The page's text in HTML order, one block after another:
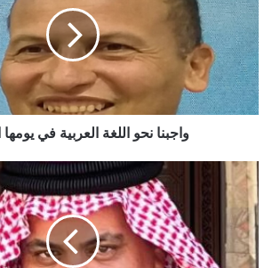
واجبنا نحو اللغة العربية في يومها